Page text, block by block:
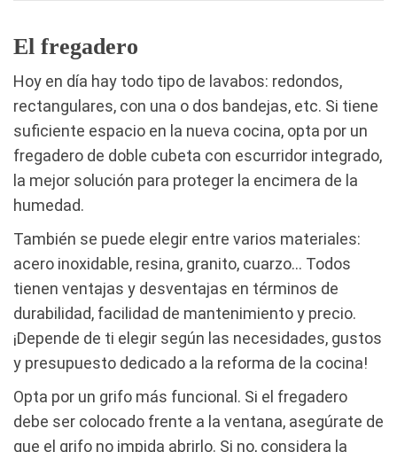
El fregadero
Hoy en día hay todo tipo de lavabos: redondos,
rectangulares, con una o dos bandejas, etc. Si tiene
suficiente espacio en la nueva cocina, opta por un
fregadero de doble cubeta con escurridor integrado,
la mejor solución para proteger la encimera de la
humedad.
También se puede elegir entre varios materiales:
acero inoxidable, resina, granito, cuarzo… Todos
tienen ventajas y desventajas en términos de
durabilidad, facilidad de mantenimiento y precio.
¡Depende de ti elegir según las necesidades, gustos
y presupuesto dedicado a la reforma de la cocina!
Opta por un grifo más funcional. Si el fregadero
debe ser colocado frente a la ventana, asegúrate de
que el grifo no impida abrirlo. Si no, considera la